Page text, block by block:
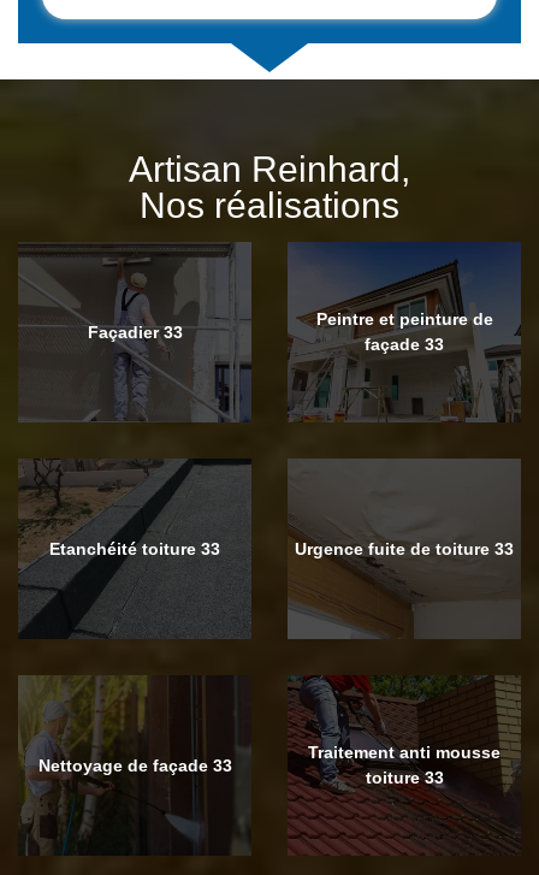
Artisan Reinhard,
Nos réalisations
Façadier 33
Peintre et peinture de
façade 33
Etanchéité toiture 33 Urgence fuite de toiture 33
Nettoyage de façade 33
Traitement anti mousse
toiture 33